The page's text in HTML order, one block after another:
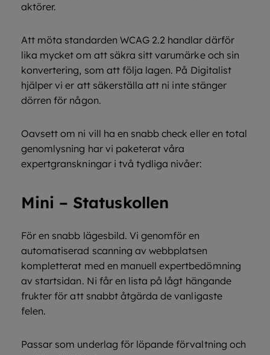
aktörer.
Att möta standarden WCAG 2.2 handlar därför
lika mycket om att säkra sitt varumärke och sin
konvertering, som att följa lagen. På Digitalist
hjälper vi er att säkerställa att ni inte stänger
dörren för någon.
Oavsett om ni vill ha en snabb check eller en total
genomlysning har vi paketerat våra
expertgranskningar i två tydliga nivåer:
Mini – Statuskollen
För en snabb lägesbild. Vi genomför en
automatiserad scanning av webbplatsen
kompletterat med en manuell expertbedömning
av startsidan. Ni får en lista på lågt hängande
frukter för att snabbt åtgärda de vanligaste
felen.
Passar som underlag för löpande förvaltning och